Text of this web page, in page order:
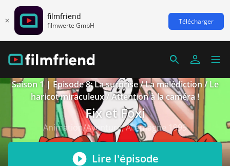
filmfriend
filmwerte GmbH Télécharger
Saison 1 | Episode 8: La surprise / La malédiction / Le
haricot miraculeux / Attention à la caméra !
Fix et Foxi
Animation/Aventure, Allemagne 1999
Lire l'épisode